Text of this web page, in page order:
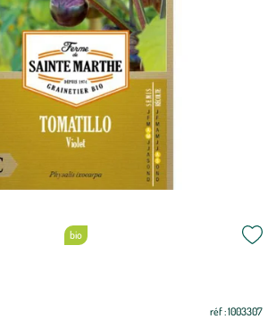
bio
réf : 1003307